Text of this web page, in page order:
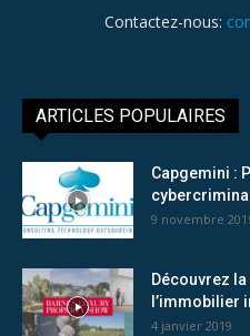
Contactez-nous:
ARTICLES POPULAIRES
Capgemini :
9 novembre
Découvrez
l’immobilier
4 janvier 2019